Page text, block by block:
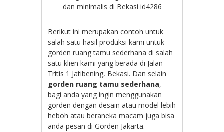
dan minimalis di Bekasi id4286
Berikut ini merupakan contoh untuk
salah satu hasil produksi kami untuk
gorden ruang tamu sederhana di salah
satu klien kami yang berada di Jalan
Tritis 1 Jatibening, Bekasi. Dan selain
gorden ruang tamu sederhana,
bagi anda yang ingin menggunakan
gorden dengan desain atau model lebih
heboh atau beraneka macam juga bisa
anda pesan di Gorden Jakarta.